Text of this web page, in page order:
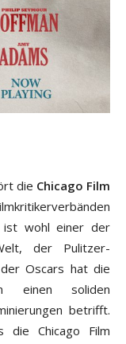
die Chicago Film
ist wohl einer der
der Pulitzer-
Oscars hat die
einen soliden
betrifft.
die Chicago Film